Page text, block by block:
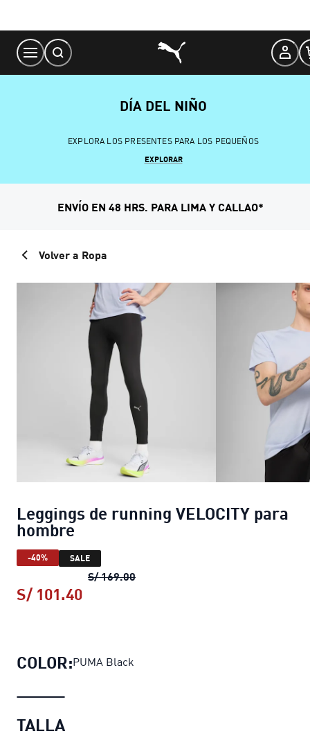
Content
DÍA DEL NIÑO
EXPLORA LOS PRESENTES PARA LOS PEQUEÑOS
EXPLORAR
ENVÍO EN 48 HRS. PARA LIMA Y CALLAO*
Volver a Ropa
Leggings de running VELOCITY para
hombre
-40% SALE
S/ 169.00Leggings de running VELOCITY
S/ 101.40
COLOR:PUMA Black
TALLA